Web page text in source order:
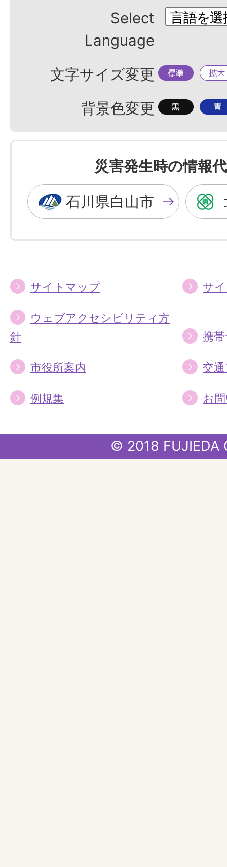
Select
Language
文字サイズ変更 標
準
拡
大
背景色変更 背
色
を
黒
色
に
背
色
を
青
色
に
災害発生時の情報
石川県白山市
サイトマップ サ
ウェブアクセシビリティ方
針
携
市役所案内 交
例規集 お
© 2018 FUJIEDA